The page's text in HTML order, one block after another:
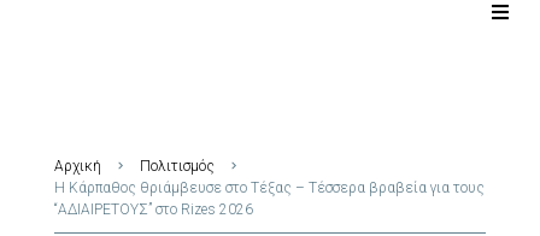
Αρχική
Πολιτισμός
Η Κάρπαθος θριάμβευσε στο Τέξας – Τέσσερα βραβεία για τους
“ΑΔΙΑΙΡΕΤΟΥΣ” στο Rizes 2026